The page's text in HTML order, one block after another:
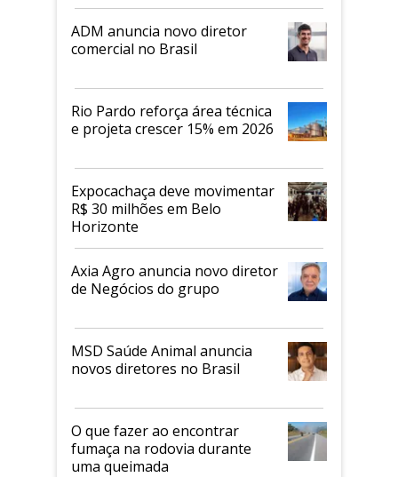
ADM anuncia novo diretor
comercial no Brasil
Rio Pardo reforça área técnica
e projeta crescer 15% em 2026
Expocachaça deve movimentar
R$ 30 milhões em Belo
Horizonte
Axia Agro anuncia novo diretor
de Negócios do grupo
MSD Saúde Animal anuncia
novos diretores no Brasil
O que fazer ao encontrar
fumaça na rodovia durante
uma queimada